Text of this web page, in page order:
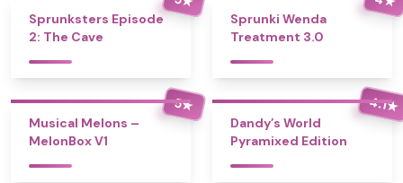
Sprunksters Episode
2: The Cave
Sprunki Wenda
Treatment 3.0
5★
Musical Melons –
MelonBox V1
4.1★
Dandy’s World
Pyramixed Edition